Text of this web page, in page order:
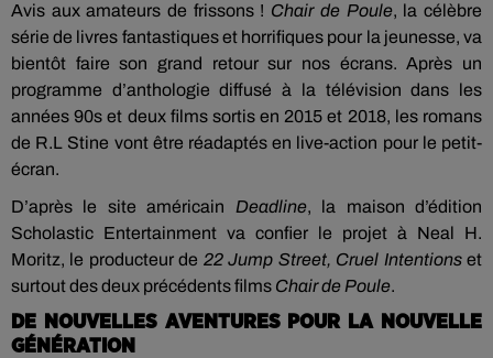
Avis aux amateurs de frissons ! Chair de Poule, la célèbre
série de livres fantastiques et horrifiques pour la jeunesse, va
bientôt faire son grand retour sur nos écrans. Après un
programme d’anthologie diffusé à la télévision dans les
années 90s et deux films sortis en 2015 et 2018, les romans
de R.L Stine vont être réadaptés en live-action pour le petit-
écran.
D’après le site américain Deadline, la maison d’édition
Scholastic Entertainment va confier le projet à Neal H.
Moritz, le producteur de 22 Jump Street, Cruel Intentionset
surtout des deux précédents films Chair de Poule.
DE NOUVELLES AVENTURES POUR LA NOUVELLE
GÉNÉRATION